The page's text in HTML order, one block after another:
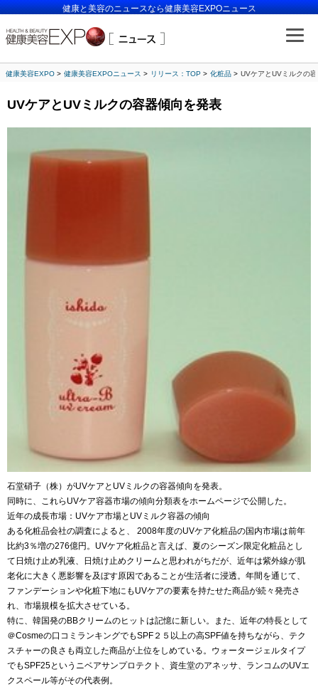
健康と美容のニュースなら健康美容EXPOニュース
健康美容EXPO 健康美容EXPOニュース リリース：TOP 化粧品 UVケアとUVミルクの
UVケアとUVミルクの容器傾向を発表
石堂硝子（株）がUVケアとUVミルクの容器傾向を発表。
同時に、これらUVケア容器市場の傾向分類表をホームページで公開した。
近年の成長市場：UVケア市場とUVミルク容器の傾向
ある化粧品会社の調査によると、 2008年度のUVケア化粧品の国内市場は前年
比約3％増の276億円。UVケア化粧品と言えば、夏のシーズン限定化粧品とし
て日焼け止め乳液、日焼け止めクリームと思われがちだが、近年は紫外線が肌
老化に大きく悪影響を及ぼす原因であることが生活者に浸透。年間を通じて、
ファンデーションや化粧下地にもUVケアの要素を持たせた商品が続々発売さ
れ、市場規模を拡大させている。
特に、韓国発のBBクリームのヒットは記憶に新しい。また、近年の特長として
＠Cosmeの口コミランキングでもSPF２５以上の高SPF値を持ちながら、テク
スチャーの良さも両立した商品が上位をしめている。ウォータージェルタイプ
でもSPF25というニベアサンプロテクト、資生堂のアネッサ、ランコムのUVエ
クスペール等がその代表例。